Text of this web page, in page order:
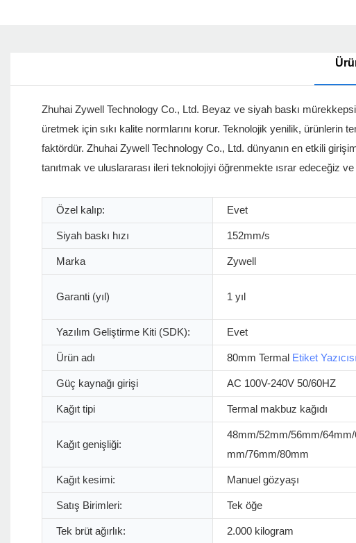
Zhuhai Zywell Technology Co., Ltd. Beyaz ve siyah baskı
üretmek için sıkı kalite normlarını korur. Teknolojik yenilik, ürünlerin
faktördür. Zhuhai Zywell Technology Co., Ltd. dünyanın en etkili
tanıtmak ve uluslararası ileri teknolojiyi öğrenmekte ısrar edeceğiz
Özel kalıp: Evet
Siyah baskı hızı 152mm/s
Marka Zywell
Garanti (yıl) 1 yıl
Yazılım Geliştirme Kiti (SDK): Evet
Ürün adı 80mm Termal Etiket Yazıcısı
Güç kaynağı girişi AC 100V-240V 50/60HZ
Kağıt tipi Termal makbuz kağıdı
Kağıt genişliği:
48mm/52mm/56mm/
mm/76mm/80mm
Kağıt kesimi: Manuel gözyaşı
Satış Birimleri: Tek öğe
Tek brüt ağırlık: 2.000 kilogram